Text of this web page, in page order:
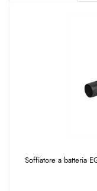
Soffiatore a batteria